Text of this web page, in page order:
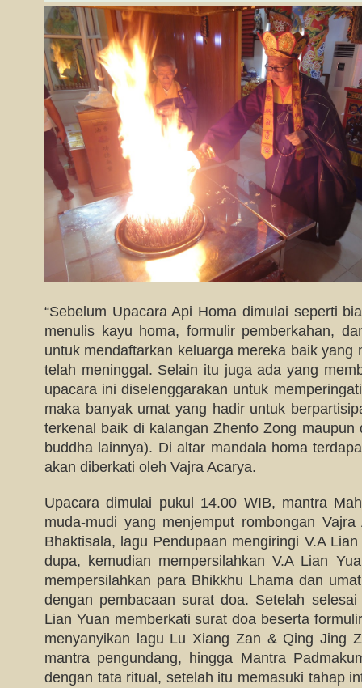
“Sebelum Upacara Api Homa dimulai seperti
menulis kayu homa, formulir pemberkahan,
untuk mendaftarkan keluarga mereka baik yang
telah meninggal. Selain itu juga ada yang
upacara ini diselenggarakan untuk
maka banyak umat yang hadir untuk
terkenal baik di kalangan Zhenfo Zong
buddha lainnya). Di altar mandala homa
akan diberkati oleh Vajra Acarya.
Upacara dimulai pukul 14.00 WIB, mantra
muda-mudi yang menjemput rombongan
Bhaktisala, lagu Pendupaan mengiringi V.A
dupa, kemudian mempersilahkan V.A Lian
mempersilahkan para Bhikkhu Lhama dan
dengan pembacaan surat doa. Setelah
Lian Yuan memberkati surat doa beserta
menyanyikan lagu Lu Xiang Zan & Qing Jing
mantra pengundang, hingga Mantra
dengan tata ritual, setelah itu memasuki tahap